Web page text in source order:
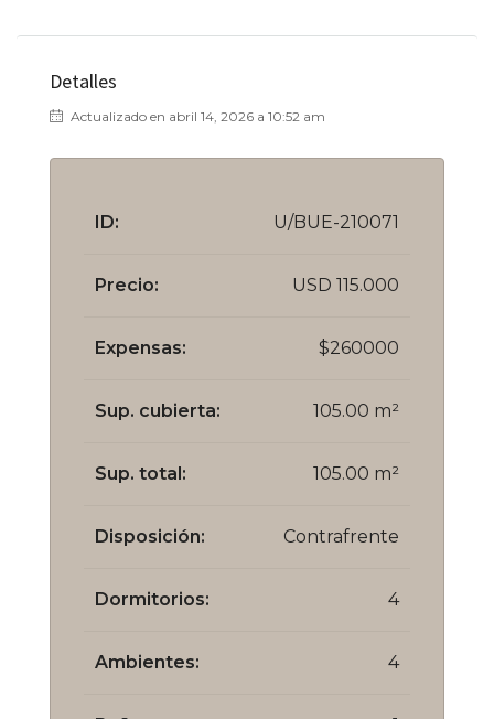
Detalles
Actualizado en abril 14, 2026 a 10:52 am
ID: U/BUE-210071
Precio: USD 115.000
Expensas: $260000
Sup. cubierta: 105.00 m²
Sup. total: 105.00 m²
Disposición: Contrafrente
Dormitorios: 4
Ambientes: 4